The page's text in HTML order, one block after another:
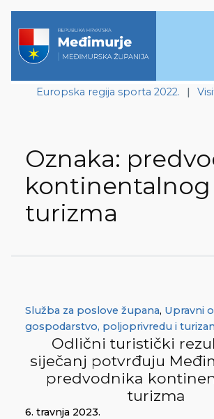
Europska regija sporta 2022. |
Oznaka:
kontinentalnog
turizma
Služba za poslove župana, Upravni
gospodarstvo, poljoprivredu i
Odlični turistički
siječanj potvrđuju
predvodnika
turizma
6. travnja 2023.